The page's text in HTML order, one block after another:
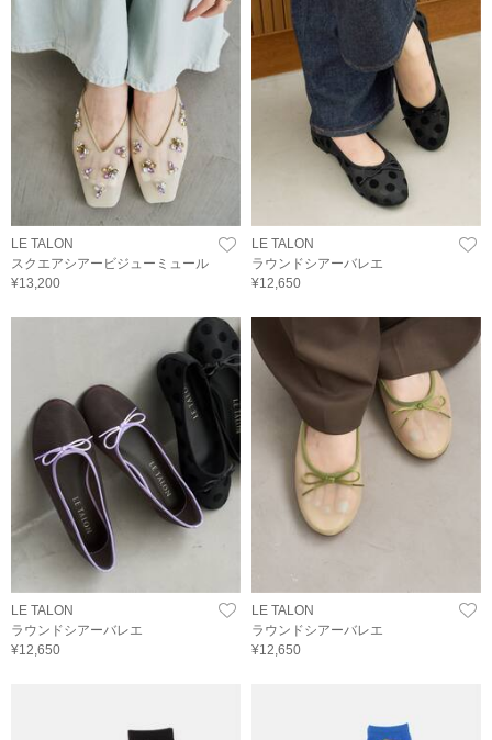
LE TALON
スクエアシアービジューミュール
¥13,200
LE TALON
ラウンドシアーバレエ
¥12,650
LE TALON
ラウンドシアーバレエ
¥12,650
LE TALON
ラウンドシアーバレエ
¥12,650